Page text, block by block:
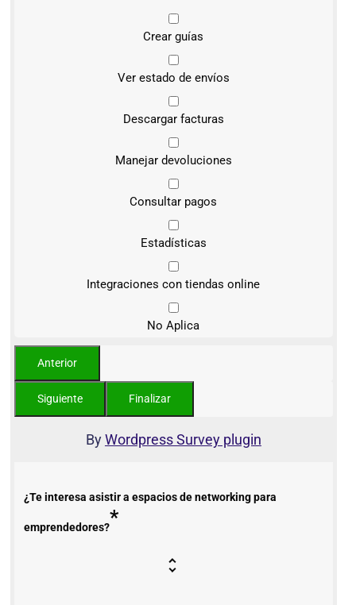
Crear guías
Ver estado de envíos
Descargar facturas
Manejar devoluciones
Consultar pagos
Estadísticas
Integraciones con tiendas online
No Aplica
ByWordpress Survey plugin
¿Te interesa asistir a espacios de networking para
emprendedores?*